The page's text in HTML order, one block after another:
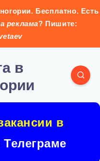
Бесплатно. Есть
реклама? Пишите:
в
Телеграме